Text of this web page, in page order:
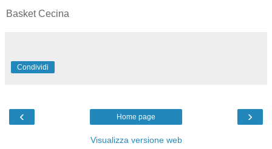
Basket Cecina
Condividi
‹ ›
Home page
Visualizza versione web